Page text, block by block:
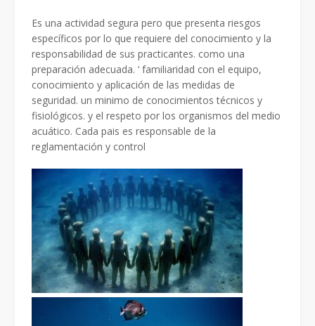
Es una actividad segura pero que presenta riesgos
específicos por lo que requiere del conocimiento y la
responsabilidad de sus practicantes. como una
preparación adecuada. ‘ familiaridad con el equipo,
conocimiento y aplicación de las medidas de
seguridad. un minimo de conocimientos técnicos y
fisiológicos. y el respeto por los organismos del medio
acuático. Cada pais es responsable de la
reglamentación y control